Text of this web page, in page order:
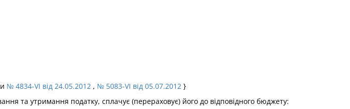
№ 4834-VI від 24.05.2012 , № 5083-VI від 05.07.2012 }
та утримання податку, сплачує (перераховує) його до відповідного бюджету: